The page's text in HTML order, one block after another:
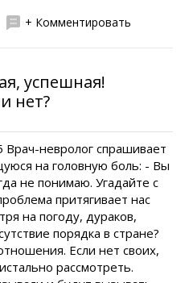
+ Комментировать
успешная!
нет?
невролог спрашивает
на головную боль: - Вы
не понимаю. Угадайте с
притягивает нас
на погоду, дураков,
порядка в стране?
Если нет своих,
рассмотреть.